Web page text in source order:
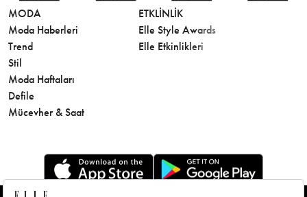
MODA
Moda Haberleri
Trend
Stil
Moda Haftaları
Defile
Mücevher & Saat
ETKLINLIK
Elle Style Awards
Elle Etkinlikleri